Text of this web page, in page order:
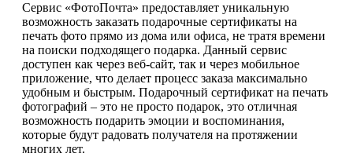
Сервис «ФотоПочта» предоставляет уникальную
возможность заказать подарочные сертификаты на
печать фото прямо из дома или офиса, не тратя времени
на поиски подходящего подарка. Данный сервис
доступен как через веб-сайт, так и через мобильное
приложение, что делает процесс заказа максимально
удобным и быстрым. Подарочный сертификат на печать
фотографий – это не просто подарок, это отличная
возможность подарить эмоции и воспоминания,
которые будут радовать получателя на протяжении
многих лет.